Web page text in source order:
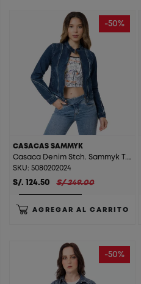
-50%
CASACAS SAMMYK
Casaca Denim Stch. Sammyk T. Stone Blue St.
SKU: 5080202024
S/. 124.50 S/ 249.00
AGREGAR AL CARRITO
-50%